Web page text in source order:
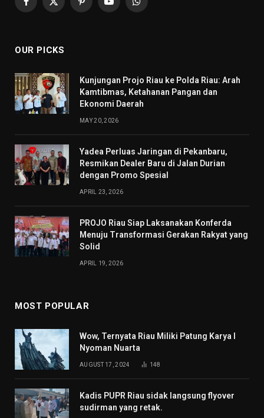
Facebook
X
PinterestYouTubeWhatsApp
OUR PICKS
Kunjungan Projo Riau ke Polda Riau: Arah
Kamtibmas, Ketahanan Pangan dan
Ekonomi Daerah
MAY 20, 2026
Yadea Perluas Jaringan di Pekanbaru,
Resmikan Dealer Baru di Jalan Durian
dengan Promo Spesial
APRIL 23, 2026
PROJO Riau Siap Laksanakan Konferda
Menuju Transformasi Gerakan Rakyat yang
Solid
APRIL 19, 2026
MOST POPULAR
Wow, Ternyata Riau Miliki Patung Karya I
Nyoman Nuarta
AUGUST 17, 2024 148
Kadis PUPR Riau sidak langsung flyover
sudirman yang retak.